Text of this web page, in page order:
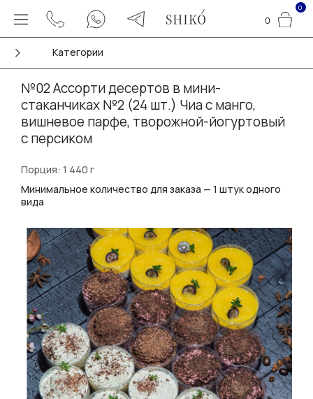
0
0
Категории
№02 Ассорти десертов в мини-
стаканчиках №2 (24 шт.) Чиа с манго,
вишневое парфе, творожной-йогуртовый
с персиком
Порция: 1 440 г
Минимальное количество для заказа — 1 штук одного
вида